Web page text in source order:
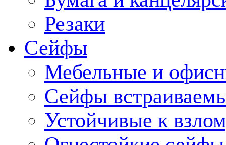
Резаки
Сейфы
Мебельные и
Сейфы
Устойчивые к